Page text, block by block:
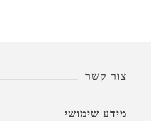
צור קשר
מידע שימושי